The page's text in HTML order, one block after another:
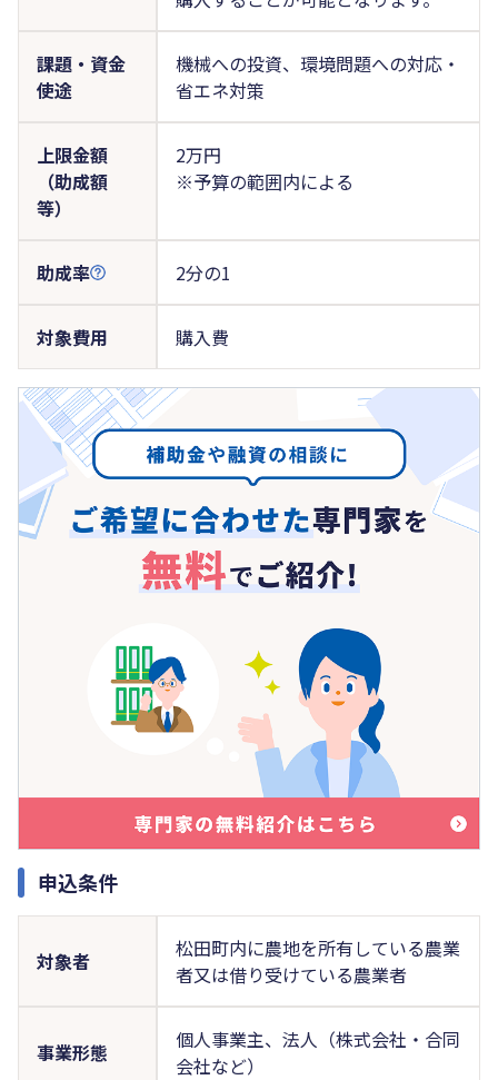
課題・資金
使途
機械への投資、環境問題への対応・
省エネ対策
上限金額
（助成額
等）
2万円
※予算の範囲内による
助成率 2分の1
対象費用 購入費
申込条件
対象者
松田町内に農地を所有している農業
者又は借り受けている農業者
事業形態
個人事業主、法人（株式会社・合同
会社など）